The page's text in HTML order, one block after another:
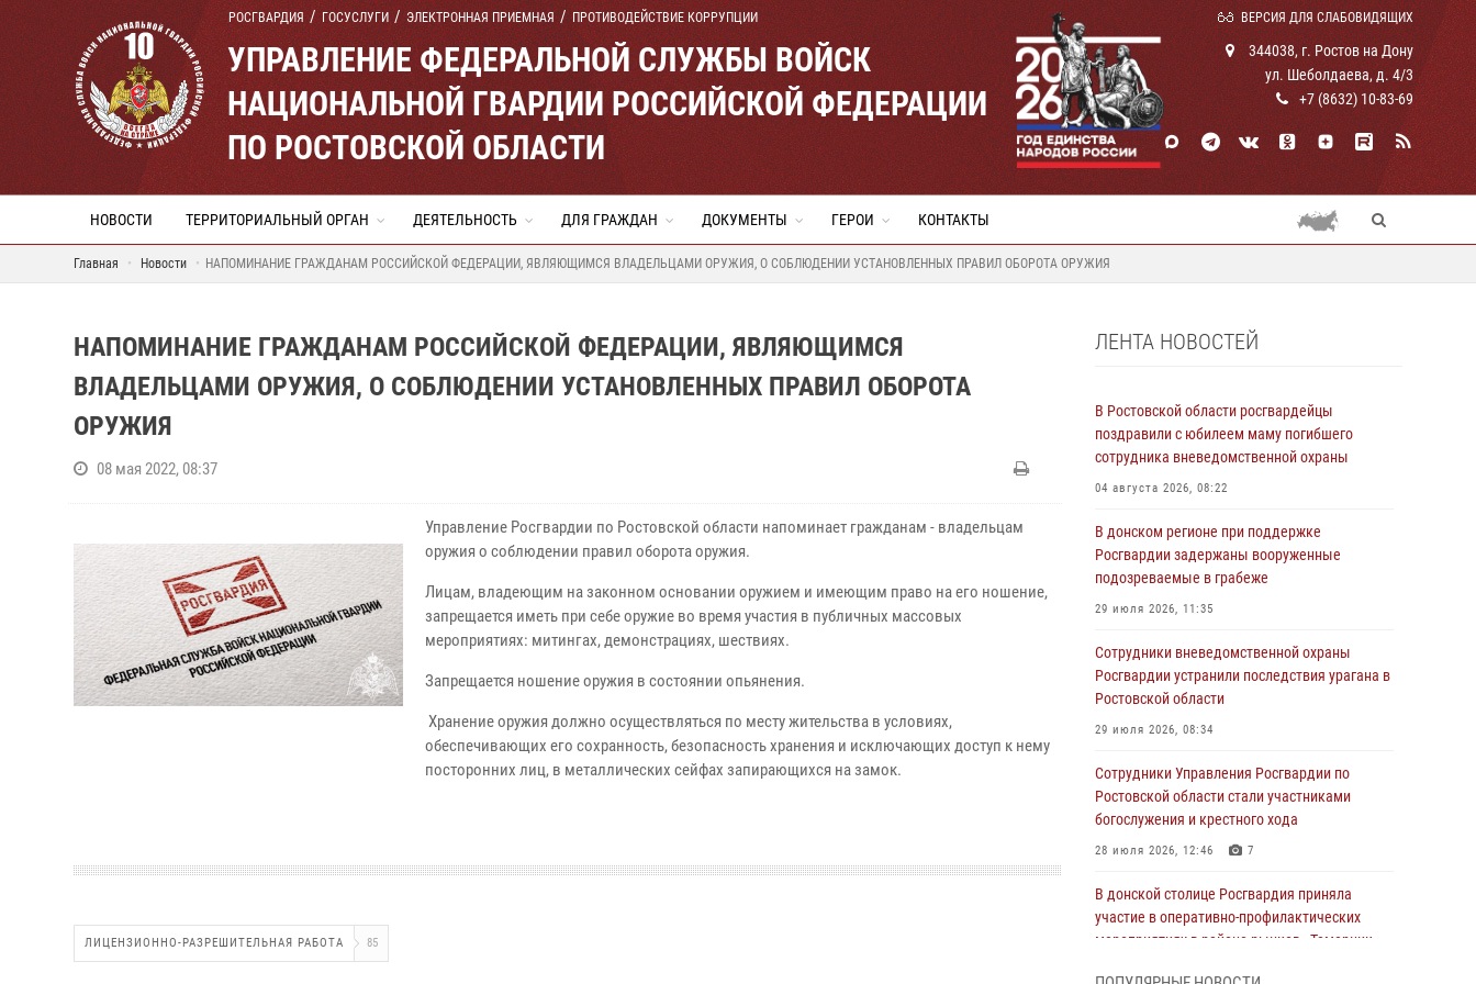
РОСГВАРДИЯ ГОСУСЛУГИ ЭЛЕКТРОННАЯ ПРИЕМНАЯ ПРОТИВОДЕЙСТВИЕ КОРРУПЦИИ ВЕРСИЯ ДЛЯ СЛАБОВИДЯЩИХ
УПРАВЛЕНИЕ ФЕДЕРАЛЬНОЙ СЛУЖБЫ ВОЙСК
НАЦИОНАЛЬНОЙ ГВАРДИИ РОССИЙСКОЙ ФЕДЕРАЦИИ
ПО РОСТОВСКОЙ ОБЛАСТИ
344038, г. Ростов на Дону
ул. Шеболдаева, д. 4/3
+7 (8632) 10-83-69
НОВОСТИ ТЕРРИТОРИАЛЬНЫЙ ОРГАН ДЕЯТЕЛЬНОСТЬ ДЛЯ ГРАЖДАН ДОКУМЕНТЫ ГЕРОИ КОНТАКТЫ
Главная Новости НАПОМИНАНИЕ ГРАЖДАНАМ РОССИЙСКОЙ ФЕДЕРАЦИИ, ЯВЛЯЮЩИМСЯ ВЛАДЕЛЬЦАМИ ОРУЖИЯ, О СОБЛЮДЕНИИ УСТАНОВЛЕННЫХ ПРАВИЛ ОБОРОТА ОРУЖИЯ
НАПОМИНАНИЕ ГРАЖДАНАМ РОССИЙСКОЙ ФЕДЕРАЦИИ, ЯВЛЯЮЩИМСЯ
ВЛАДЕЛЬЦАМИ ОРУЖИЯ, О СОБЛЮДЕНИИ УСТАНОВЛЕННЫХ ПРАВИЛ ОБОРОТА
ОРУЖИЯ
08 мая 2022, 08:37
Управление Росгвардии по Ростовской области напоминает гражданам - владельцам
оружия о соблюдении правил оборота оружия.
Лицам, владеющим на законном основании оружием и имеющим право на его ношение,
запрещается иметь при себе оружие во время участия в публичных массовых
мероприятиях: митингах, демонстрациях, шествиях.
Запрещается ношение оружия в состоянии опьянения.
Хранение оружия должно осуществляться по месту жительства в условиях,
обеспечивающих его сохранность, безопасность хранения и исключающих доступ к нему
посторонних лиц, в металлических сейфах запирающихся на замок.
ЛИЦЕНЗИОННО-РАЗРЕШИТЕЛЬНАЯ РАБОТА 85
ЛЕНТА НОВОСТЕЙ
В Ростовской области росгвардейцы
поздравили с юбилеем маму погибшего
сотрудника вневедомственной охраны
04 августа 2026, 08:22
В донском регионе при поддержке
Росгвардии задержаны вооруженные
подозреваемые в грабеже
29 июля 2026, 11:35
Сотрудники вневедомственной охраны
Росгвардии устранили последствия урагана в
Ростовской области
29 июля 2026, 08:34
Сотрудники Управления Росгвардии по
Ростовской области стали участниками
богослужения и крестного хода
28 июля 2026, 12:46 7
В донской столице Росгвардия приняла
участие в оперативно-профилактических
мероприятиях в районе рынков «Темерник»